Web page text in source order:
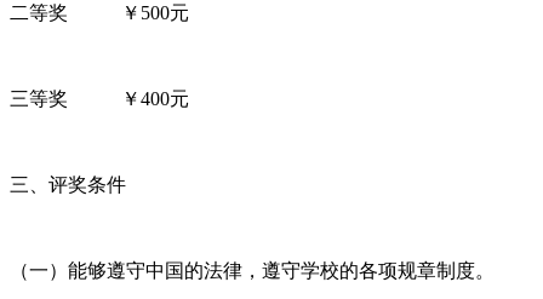
二等奖 ￥500元
三等奖 ￥400元
三、评奖条件
（一）能够遵守中国的法律，遵守学校的各项规章制度。